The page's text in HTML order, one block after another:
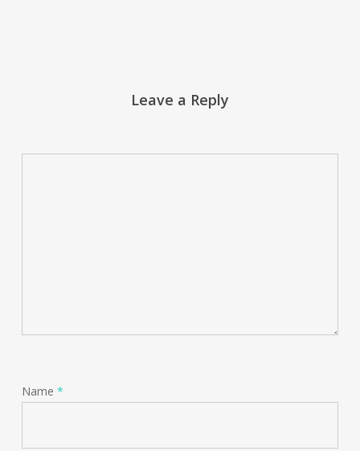
Leave a Reply
Name *